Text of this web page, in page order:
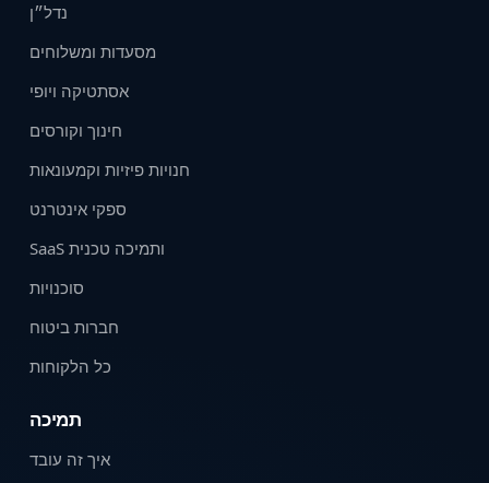
נדל״ן
מסעדות ומשלוחים
אסתטיקה ויופי
חינוך וקורסים
חנויות פיזיות וקמעונאות
ספקי אינטרנט
SaaS ותמיכה טכנית
סוכנויות
חברות ביטוח
כל הלקוחות
תמיכה
איך זה עובד